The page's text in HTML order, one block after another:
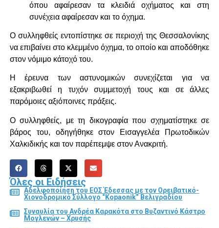
όπου αφαίρεσαν τα κλειδιά οχήματος και στη
συνέχεια αφαίρεσαν και το όχημα.
Ο συλληφθείς εντοπίστηκε σε περιοχή της Θεσσαλονίκης
να επιβαίνει στο κλεμμένο όχημα, το οποίο και αποδόθηκε
στον νόμιμο κάτοχό του.
Η έρευνα των αστυνομικών συνεχίζεται για να
εξακριβωθεί η τυχόν συμμετοχή τους και σε άλλες
παρόμοιες αξιόποινες πράξεις.
Ο συλληφθείς, με τη δικογραφία που σχηματίστηκε σε
βάρος του, οδηγήθηκε στον Εισαγγελέα Πρωτοδικών
Χαλκιδικής και τον παρέπεμψε στον Ανακριτή.
Όλες οι Ειδήσεις
Αδελφοποίηση του ΕΟΣ Έδεσσας με τον Ορειβατικό-
Χιονοδρομικό Σύλλογο “Kopaonik” Βελιγραδίου
Συναυλία του Ανδρέα Καρακότα στο Βυζαντινό Κάστρο
Μογλενών – Χρυσής